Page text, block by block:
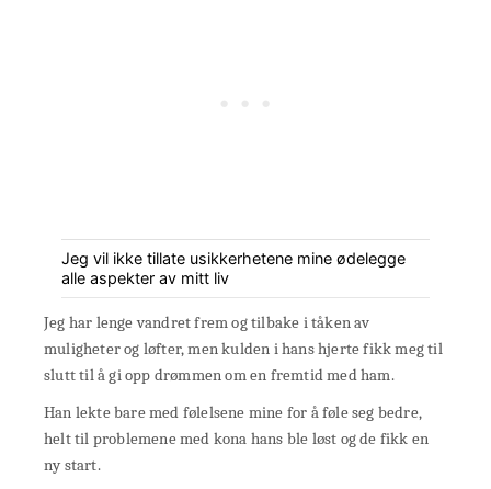
Jeg vil ikke tillate usikkerhetene mine ødelegge
alle aspekter av mitt liv
Jeg har lenge vandret frem og tilbake i tåken av
muligheter og løfter, men kulden i hans hjerte fikk meg til
slutt til å gi opp drømmen om en fremtid med ham.
Han lekte bare med følelsene mine for å føle seg bedre,
helt til problemene med kona hans ble løst og de fikk en
ny start.